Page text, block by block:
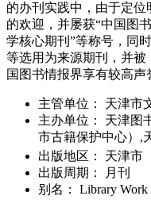
的办刊实践中，由于定
的欢迎，并屡获“中国图
学核心期刊”等称号，同
等选用为来源期刊，并
国图书情报界享有较高声
主管单位：
天津市
主办单位：
天津图
市古籍保护中心）,
出版地区：
天津市
出版周期：
月刊
别名：
Library Work